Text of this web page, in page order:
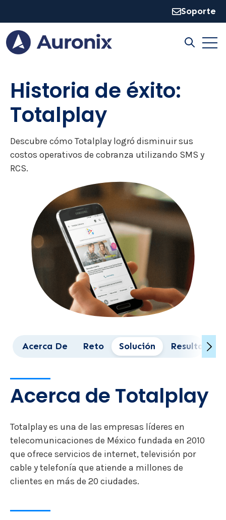
Soporte
Open
Historia de éxito:
Totalplay
Descubre cómo Totalplay logró disminuir sus
costos operativos de cobranza utilizando SMS y
RCS.
Acerca De Reto Solución Resultados
Acerca de Totalplay
Totalplay es una de las empresas líderes en
telecomunicaciones de México fundada en 2010
que ofrece servicios de internet, televisión por
cable y telefonía que atiende a millones de
clientes en más de 20 ciudades.